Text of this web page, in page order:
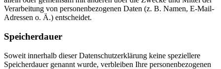
Verarbeitung von personenbezogenen Daten (z. B. Namen, E-Mail-
Adressen o. Ä.) entscheidet.
Speicherdauer
Soweit innerhalb dieser Datenschutzerklärung keine speziellere
Speicherdauer genannt wurde, verbleiben Ihre personenbezogenen